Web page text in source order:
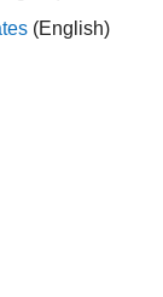
(English)